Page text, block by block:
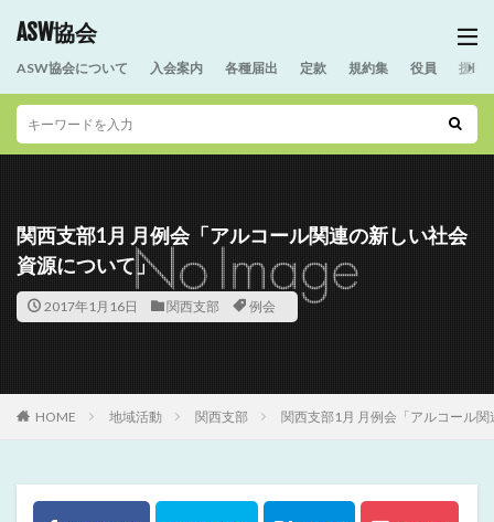
ASW協会
ASW協会について 入会案内 各種届出 定款 規約集 役員 援助
関西支部1月 月例会「アルコール関連の新しい社会
資源について」
2017年1月16日 関西支部 例会
HOME 地域活動 関西支部 関西支部1月 月例会「アルコール